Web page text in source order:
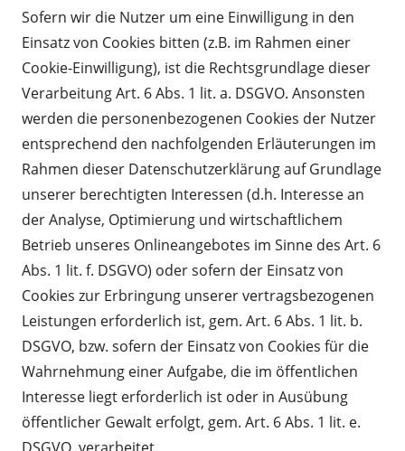
Sofern wir die Nutzer um eine Einwilligung in den
Einsatz von Cookies bitten (z.B. im Rahmen einer
Cookie-Einwilligung), ist die Rechtsgrundlage dieser
Verarbeitung Art. 6 Abs. 1 lit. a. DSGVO. Ansonsten
werden die personenbezogenen Cookies der Nutzer
entsprechend den nachfolgenden Erläuterungen im
Rahmen dieser Datenschutzerklärung auf Grundlage
unserer berechtigten Interessen (d.h. Interesse an
der Analyse, Optimierung und wirtschaftlichem
Betrieb unseres Onlineangebotes im Sinne des Art. 6
Abs. 1 lit. f. DSGVO) oder sofern der Einsatz von
Cookies zur Erbringung unserer vertragsbezogenen
Leistungen erforderlich ist, gem. Art. 6 Abs. 1 lit. b.
DSGVO, bzw. sofern der Einsatz von Cookies für die
Wahrnehmung einer Aufgabe, die im öffentlichen
Interesse liegt erforderlich ist oder in Ausübung
öffentlicher Gewalt erfolgt, gem. Art. 6 Abs. 1 lit. e.